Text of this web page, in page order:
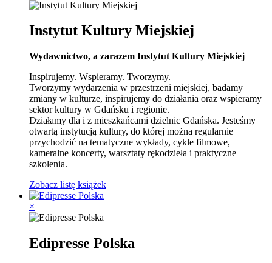
Instytut Kultury Miejskiej
Wydawnictwo, a zarazem Instytut Kultury Miejskiej
Inspirujemy. Wspieramy. Tworzymy.
Tworzymy wydarzenia w przestrzeni miejskiej, badamy
zmiany w kulturze, inspirujemy do działania oraz wspieramy
sektor kultury w Gdańsku i regionie.
Działamy dla i z mieszkańcami dzielnic Gdańska. Jesteśmy
otwartą instytucją kultury, do której można regularnie
przychodzić na tematyczne wykłady, cykle filmowe,
kameralne koncerty, warsztaty rękodzieła i praktyczne
szkolenia.
Zobacz listę książek
×
Edipresse Polska